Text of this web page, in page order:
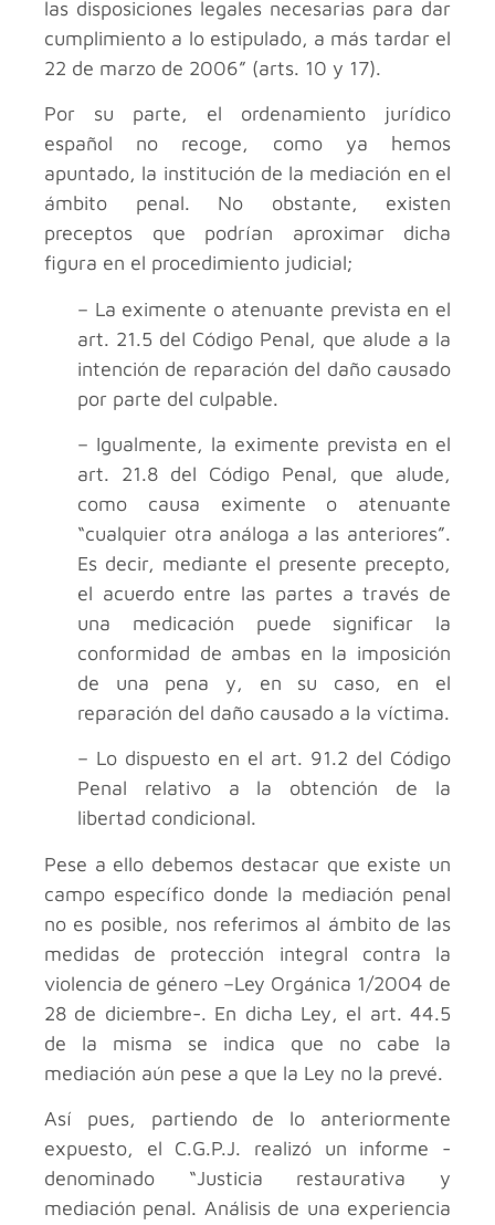
las disposiciones legales necesarias para dar
cumplimiento a lo estipulado, a más tardar el
22 de marzo de 2006” (arts. 10 y 17).
Por su parte, el ordenamiento jurídico
español no recoge, como ya hemos
apuntado, la institución de la mediación en el
ámbito penal. No obstante, existen
preceptos que podrían aproximar dicha
figura en el procedimiento judicial;
– La eximente o atenuante prevista en el
art. 21.5 del Código Penal, que alude a la
intención de reparación del daño causado
por parte del culpable.
– Igualmente, la eximente prevista en el
art. 21.8 del Código Penal, que alude,
como causa eximente o atenuante
“cualquier otra análoga a las anteriores”.
Es decir, mediante el presente precepto,
el acuerdo entre las partes a través de
una medicación puede significar la
conformidad de ambas en la imposición
de una pena y, en su caso, en el
reparación del daño causado a la víctima.
– Lo dispuesto en el art. 91.2 del Código
Penal relativo a la obtención de la
libertad condicional.
Pese a ello debemos destacar que existe un
campo específico donde la mediación penal
no es posible, nos referimos al ámbito de las
medidas de protección integral contra la
violencia de género –Ley Orgánica 1/2004 de
28 de diciembre-. En dicha Ley, el art. 44.5
de la misma se indica que no cabe la
mediación aún pese a que la Ley no la prevé.
Así pues, partiendo de lo anteriormente
expuesto, el C.G.P.J. realizó un informe -
denominado “Justicia restaurativa y
mediación penal. Análisis de una experiencia